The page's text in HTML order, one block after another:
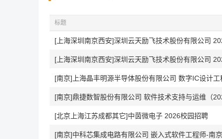
标题
[上海深圳南京西安]深圳云天励飞技术股份有限公司
[南京]上海晶丰明源半导体股份有限公司 数字IC设计
[南京]鼎捷数智股份有限公司 软件技术支持与运维（
[北京上海江苏成都其它]中茵微电子 2026校园招聘
[南京]中科芯集成电路有限公司 嵌入式软件工程师-南